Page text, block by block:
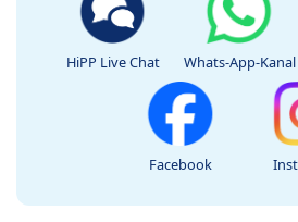
HiPP Live Chat Whats-App-Kanal
Facebook